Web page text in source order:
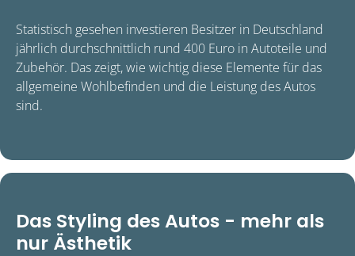
Statistisch gesehen investieren Besitzer in Deutschland
jährlich durchschnittlich rund 400 Euro in Autoteile und
Zubehör. Das zeigt, wie wichtig diese Elemente für das
allgemeine Wohlbefinden und die Leistung des Autos
sind.
Das Styling des Autos - mehr als
nur Ästhetik